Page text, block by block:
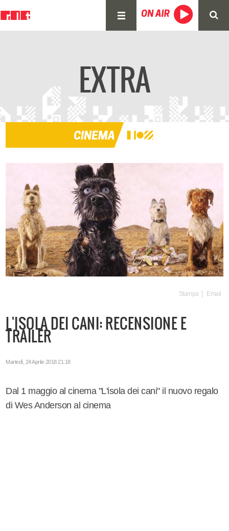
EXTRA
Stampa Email
L'ISOLA DEI CANI: RECENSIONE E
TRAILER
Martedì, 24 Aprile 2018 21:18
Dal 1 maggio al cinema "L'isola dei cani" il nuovo regalo
di Wes Anderson al cinema